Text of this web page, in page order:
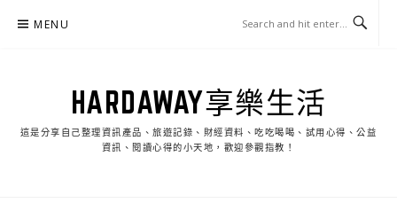
MENU
HARDAWAY享樂生活
這是分享自己整理資訊產品、旅遊記錄、財經資料、吃吃喝喝、試用心得、公益
資訊、閱讀心得的小天地，歡迎參觀指教！